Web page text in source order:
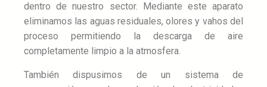
dentro de nuestro sector. Mediante este aparato
eliminamos las aguas residuales, olores y vahos del
proceso permitiendo la descarga de aire
completamente limpio a la atmosfera.
También dispusimos de un sistema de